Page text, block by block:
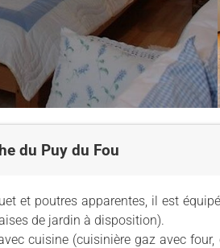
du Puy du Fou
et poutres apparentes, il est
de jardin à disposition).
cuisine (cuisinière gaz avec